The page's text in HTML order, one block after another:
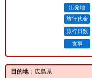
出発地
旅行代金
旅行日数
食事
目的地：広島県